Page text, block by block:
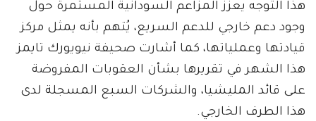
هذا التوجه يعزز المزاعم السودانية المستمرة حول
وجود دعم خارجي للدعم السريع، يُتهم بأنه يمثل مركز
قيادتها وعملياتها، كما أشارت صحيفة نيويورك تايمز
هذا الشهر في تقريرها بشأن العقوبات المفروضة
على قائد المليشيا، والشركات السبع المسجلة لدى
هذا الطرف الخارجي.